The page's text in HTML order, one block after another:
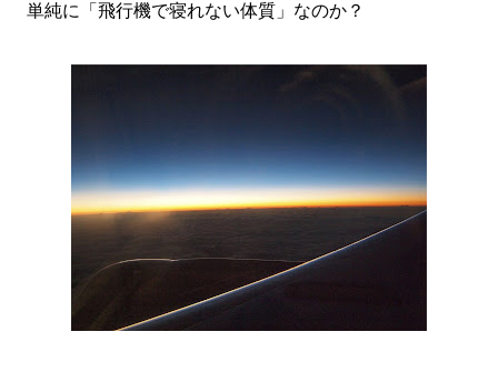
単純に「飛行機で寝れない体質」なのか？